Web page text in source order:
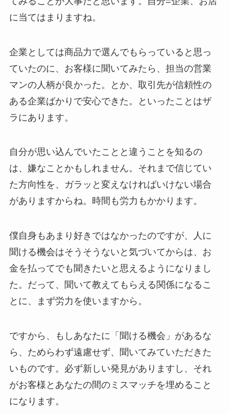
に当てはまりますね。
企業としては商品力で選んでもらっていると思っ
ていたのに、お客様に聞いてみたら、担当の営業
マンの人柄が良かった。とか、取引先が信頼性の
ある企業ばかりで安心できた。といったことはザ
ラにあります。
自分が思い込んでいたことと違うことを知るの
は、嫌なことかもしれません。それまで信じてい
た方向性を、ガラッと変えなければいけない場合
がありますからね。時間も労力もかかります。
僕自身もあまり好きではなかったのですが、人に
聞ける機会はそうそうないと気づいてからは、お
金を払ってでも聞きたいと思えるようになりまし
た。だって、聞いて教えてもらえる関係になるこ
とに、まず労力を使いますから。
ですから、もしあなたに「聞ける機会」があるな
ら、ためらわず遠慮せず、聞いてみていただきた
いものです。必ず新しい発見がありますし、それ
がお客様とあなたの間のミスマッチを埋めること
になります。